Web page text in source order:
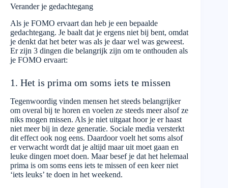
Verander je gedachtegang
Als je FOMO ervaart dan heb je een bepaalde
gedachtegang. Je baalt dat je ergens niet bij bent, omdat
je denkt dat het beter was als je daar wel was geweest.
Er zijn 3 dingen die belangrijk zijn om te onthouden als
je FOMO ervaart:
1. Het is prima om soms iets te missen
Tegenwoordig vinden mensen het steeds belangrijker
om overal bij te horen en voelen ze steeds meer alsof ze
niks mogen missen. Als je niet uitgaat hoor je er haast
niet meer bij in deze generatie. Sociale media versterkt
dit effect ook nog eens. Daardoor voelt het soms alsof
er verwacht wordt dat je altijd maar uit moet gaan en
leuke dingen moet doen. Maar besef je dat het helemaal
prima is om soms eens iets te missen of een keer niet
‘iets leuks’ te doen in het weekend.